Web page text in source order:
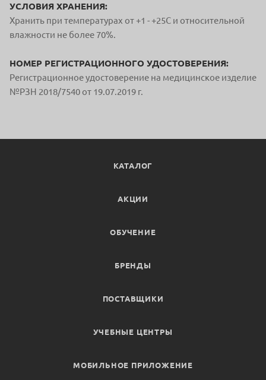
УСЛОВИЯ ХРАНЕНИЯ:
Хранить при температурах от +1 - +25С и относительной
влажности не более 70%.
НОМЕР РЕГИСТРАЦИОННОГО УДОСТОВЕРЕНИЯ:
Регистрационное удостоверение на медицинское изделие
№РЗН 2018/7540 от 19.07.2019 г.
КАТАЛОГ
АКЦИИ
ОБУЧЕНИЕ
БРЕНДЫ
ПОСТАВЩИКИ
УЧЕБНЫЕ ЦЕНТРЫ
МОБИЛЬНОЕ ПРИЛОЖЕНИЕ